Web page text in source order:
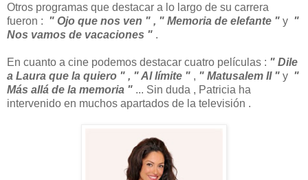
Otros programas que destacar a lo largo de su carrera
fueron : " Ojo que nos ven " , " Memoria de elefante " y "
Nos vamos de vacaciones " .
En cuanto a cine podemos destacar cuatro películas : " Dile
a Laura que la quiero " , " Al límite " , " Matusalem II " y "
Más allá de la memoria " ... Sin duda , Patricia ha
intervenido en muchos apartados de la televisión .